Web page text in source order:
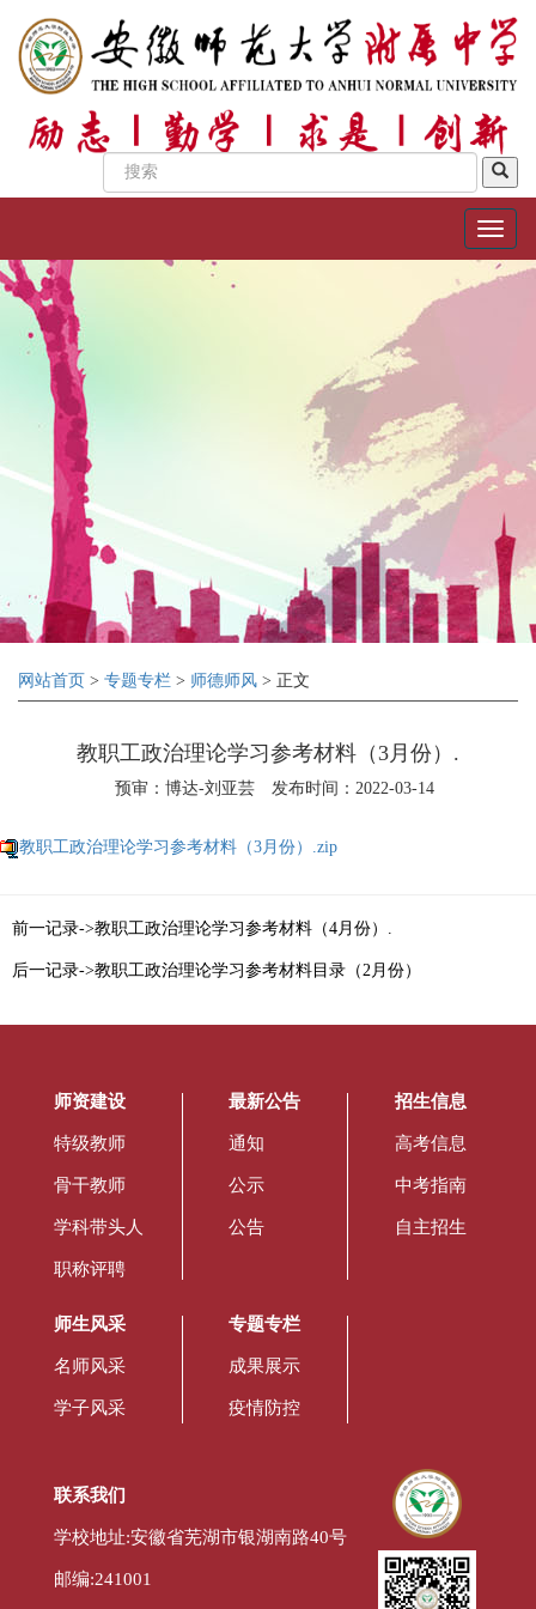
网站首页 > 专题专栏 > 师德师风 > 正文
教职工政治理论学习参考材料（3月份）.
预审：博达-刘亚芸 发布时间：2022-03-14
教职工政治理论学习参考材料（3月份）.zip
前一记录->教职工政治理论学习参考材料（4月份）.
后一记录->教职工政治理论学习参考材料目录（2月份）
师资建设
特级教师
骨干教师
学科带头人
职称评聘
最新公告
通知
公示
公告
招生信息
高考信息
中考指南
自主招生
师生风采
名师风采
学子风采
专题专栏
成果展示
疫情防控
联系我们
学校地址:安徽省芜湖市银湖南路40号
邮编:241001